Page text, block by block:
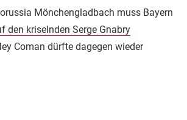
Mönchengladbach muss Bayern
den kriselnden Serge Gnabry
Coman dürfte dagegen wieder